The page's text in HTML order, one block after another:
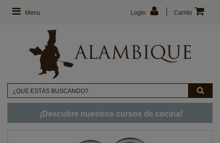
Menu Carrito
Login
¡Descubre nuestros cursos de cocina!